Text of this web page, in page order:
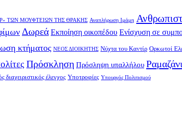
ΤΩΝ ΜΟΥΦΤΕΙΩΝ ΤΗΣ ΘΡΑΚΗΣ Αναπλήρωση Ιμάμη
Δωρεά Εκποίηση οικοπέδου Ενίσχυση σε
κτήματος ΝΕΟΣ ΔΙΟΙΚΗΤΗΣ Νύχτα του Καντίρ Ορκωτοί
Πρόσκληση Πρόσληψη υπαλλήλου Ραμαζάνι
διαχειριστικός έλεγχος Υποτροφίες Υπουργός Πολιτισμού